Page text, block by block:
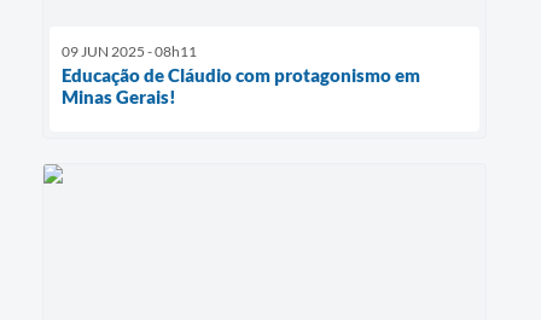
09 JUN 2025 - 08h11
Educação de Cláudio com protagonismo em
Minas Gerais!